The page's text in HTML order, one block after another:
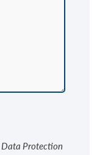
Data Protection